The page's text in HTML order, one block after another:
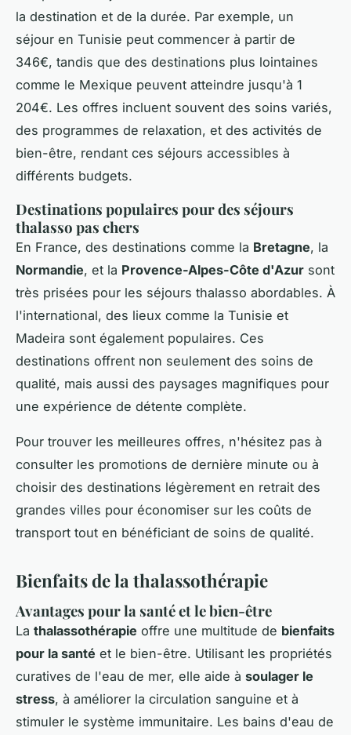
la destination et de la durée. Par exemple, un
séjour en Tunisie peut commencer à partir de
346€, tandis que des destinations plus lointaines
comme le Mexique peuvent atteindre jusqu'à 1
204€. Les offres incluent souvent des soins variés,
des programmes de relaxation, et des activités de
bien-être, rendant ces séjours accessibles à
différents budgets.
Destinations populaires pour des séjours
thalasso pas chers
En France, des destinations comme la Bretagne, la
Normandie, et la Provence-Alpes-Côte d'Azur sont
très prisées pour les séjours thalasso abordables. À
l'international, des lieux comme la Tunisie et
Madeira sont également populaires. Ces
destinations offrent non seulement des soins de
qualité, mais aussi des paysages magnifiques pour
une expérience de détente complète.
Pour trouver les meilleures offres, n'hésitez pas à
consulter les promotions de dernière minute ou à
choisir des destinations légèrement en retrait des
grandes villes pour économiser sur les coûts de
transport tout en bénéficiant de soins de qualité.
Bienfaits de la thalassothérapie
Avantages pour la santé et le bien-être
La thalassothérapie offre une multitude de bienfaits
pour la santé et le bien-être. Utilisant les propriétés
curatives de l'eau de mer, elle aide à soulager le
stress, à améliorer la circulation sanguine et à
stimuler le système immunitaire. Les bains d'eau de